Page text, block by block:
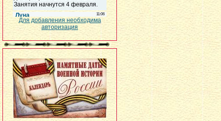
Для добавления необходима
авторизация